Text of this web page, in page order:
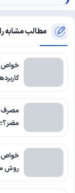
مطالب مشابه
مصرف
مضر؟؛
خواص
روش